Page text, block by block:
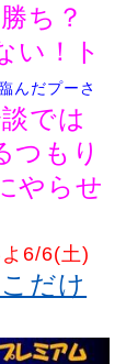
ち？
い！ト
んだプーさ
では
つもり
やらせ
6/6(土)
だけ